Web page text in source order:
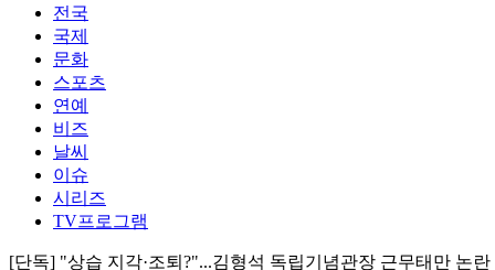
전국
국제
문화
스포츠
연예
비즈
날씨
이슈
시리즈
TV프로그램
[단독] "상습 지각·조퇴?"...김형석 독립기념관장 근무태만 논란